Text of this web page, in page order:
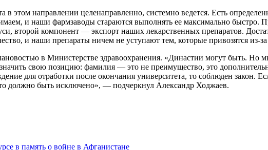
в этом направлении целенаправленно, системно ведется. Есть
и наши фармзаводы стараются выполнять ее максимально быстро.
второй компонент — экспорт наших лекарственных препаратов.
и наши препараты ничем не уступают тем, которые привозятся из-
в Министерстве здравоохранения. «Династии могут быть.
свою позицию: фамилия — это не преимущество, это
для отработки после окончания университета, то соблюден закон.
должно быть исключено», — подчеркнул Александр Ходжаев.
в память о войне в Афганистане